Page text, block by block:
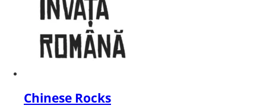
Chinese Rocks